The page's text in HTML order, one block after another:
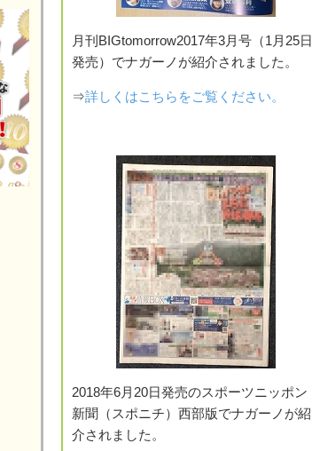
月刊BIGtomorrow2017年3月号（1月25日
発売）でナガーノが紹介されました。
⇒詳しくはこちらをご覧ください。
2018年6月20日発売のスポーツニッポン
新聞（スポニチ）西部版でナガーノが紹
介されました。